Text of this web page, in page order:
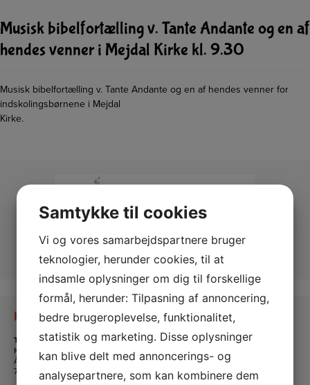
Musisk bibelfortælling v. Tante Andante og en af
hendes venner i Mejdal Kirke kl. 9.30
Musisk bibelfortælling v. Tante Andante og en af hendes venner for
indskolingsbørnene i Mejdal
Kirke.
Kontakt os
Tante Andante Hus
KFUM og KFUK i Lemvig
Ågade 5
7620 Lemvig
Samtykke til cookies
Vi og vores samarbejdspartnere bruger
teknologier, herunder cookies, til at
indsamle oplysninger om dig til forskellige
formål, herunder: Tilpasning af annoncering,
bedre brugeroplevelse, funktionalitet,
statistik og marketing. Disse oplysninger
kan blive delt med annoncerings- og
analysepartnere, som kan kombinere dem